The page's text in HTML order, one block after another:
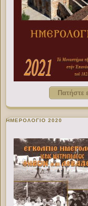
Πατήστε
ΗΜΕΡΟΛΟΓΙΟ 2020